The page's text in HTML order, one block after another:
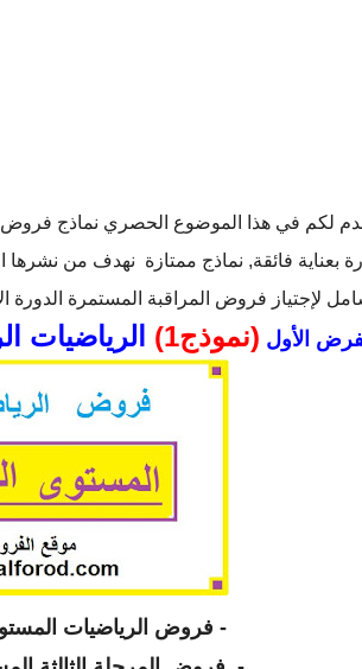
لكم في هذا الموضوع الحصري نماذج فروض
بعناية فائقة, نماذج ممتازة نهدف من نشرها
لإجتياز فروض المراقبة المستمرة الدورة
الأول (نموذج1) الرياضيات
- فروض الرياضيات